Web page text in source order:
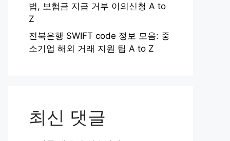
법, 보험금 지급 거부 이의신청 A to
Z
전북은행 SWIFT code 정보 모음: 중
소기업 해외 거래 지원 팁 A to Z
최신 댓글